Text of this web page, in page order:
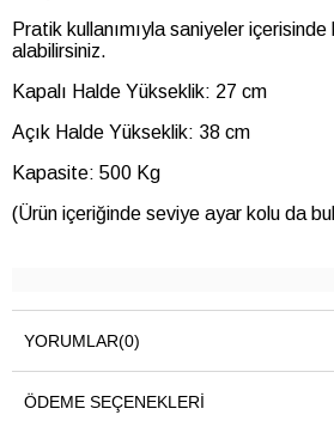
Pratik kullanımıyla saniyeler içerisinde
alabilirsiniz.
Kapalı Halde Yükseklik: 27 cm
Açık Halde Yükseklik: 38 cm
Kapasite: 500 Kg
(Ürün içeriğinde seviye ayar kolu da
YORUMLAR(0)
ÖDEME SEÇENEKLERI